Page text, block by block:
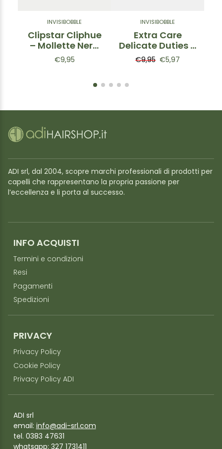
INVISIBOBBLE
Clipstar Cliphue
– Mollette Nera
& Beige 2 pz
€9,95
INVISIBOBBLE
Extra Care
Delicate Duties –
Elastici a Spirale
€9,95 €5,97
ADI srl, dal 2004, scopre marchi professionali di prodotti per
capelli che rappresentano la propria passione per
l’eccellenza e li porta al successo.
INFO ACQUISTI
Termini e condizioni
Resi
Pagamenti
Spedizioni
PRIVACY
Privacy Policy
Cookie Policy
Privacy Policy ADI
ADI srl
email: info@adi-srl.com
tel. 0383 47631
whatsapp: 327 1731411